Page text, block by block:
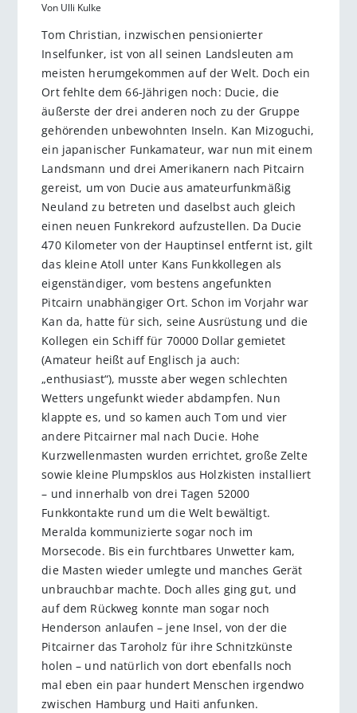
Von Ulli Kulke
Tom Christian, inzwischen pensionierter
Inselfunker, ist von all seinen Landsleuten am
meisten herumgekommen auf der Welt. Doch ein
Ort fehlte dem 66-Jährigen noch: Ducie, die
äußerste der drei anderen noch zu der Gruppe
gehörenden unbewohnten Inseln. Kan Mizoguchi,
ein japanischer Funkamateur, war nun mit einem
Landsmann und drei Amerikanern nach Pitcairn
gereist, um von Ducie aus amateurfunkmäßig
Neuland zu betreten und daselbst auch gleich
einen neuen Funkrekord aufzustellen. Da Ducie
470 Kilometer von der Hauptinsel entfernt ist, gilt
das kleine Atoll unter Kans Funkkollegen als
eigenständiger, vom bestens angefunkten
Pitcairn unabhängiger Ort. Schon im Vorjahr war
Kan da, hatte für sich, seine Ausrüstung und die
Kollegen ein Schiff für 70000 Dollar gemietet
(Amateur heißt auf Englisch ja auch:
„enthusiast“), musste aber wegen schlechten
Wetters ungefunkt wieder abdampfen. Nun
klappte es, und so kamen auch Tom und vier
andere Pitcairner mal nach Ducie. Hohe
Kurzwellenmasten wurden errichtet, große Zelte
sowie kleine Plumpsklos aus Holzkisten installiert
– und innerhalb von drei Tagen 52000
Funkkontakte rund um die Welt bewältigt.
Meralda kommunizierte sogar noch im
Morsecode. Bis ein furchtbares Unwetter kam,
die Masten wieder umlegte und manches Gerät
unbrauchbar machte. Doch alles ging gut, und
auf dem Rückweg konnte man sogar noch
Henderson anlaufen – jene Insel, von der die
Pitcairner das Taroholz für ihre Schnitzkünste
holen – und natürlich von dort ebenfalls noch
mal eben ein paar hundert Menschen irgendwo
zwischen Hamburg und Haiti anfunken.